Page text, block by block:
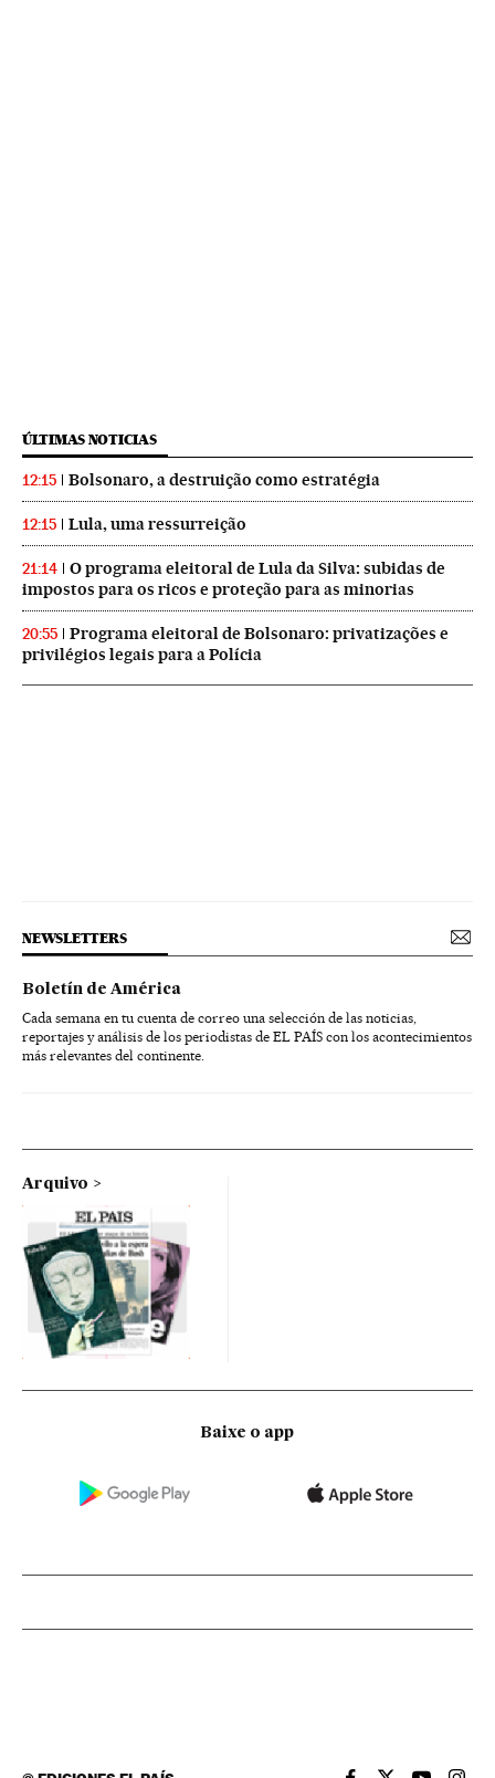
ÚLTIMAS NOTICIAS
12:15 Bolsonaro, a destruição como estratégia
12:15 Lula, uma ressurreição
21:14
O programa eleitoral de Lula da Silva: subidas de
impostos para os ricos e proteção para as minorias
20:55
Programa eleitoral de Bolsonaro: privatizações e
privilégios legais para a Polícia
NEWSLETTERS
Boletín de América
Cada semana en tu cuenta de correo una selección de las noticias,
reportajes y análisis de los periodistas de EL PAÍS con los acontecimientos
más relevantes del continente.
Arquivo
Baixe o app